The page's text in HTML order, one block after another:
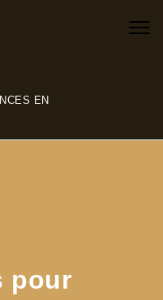
EN
pour